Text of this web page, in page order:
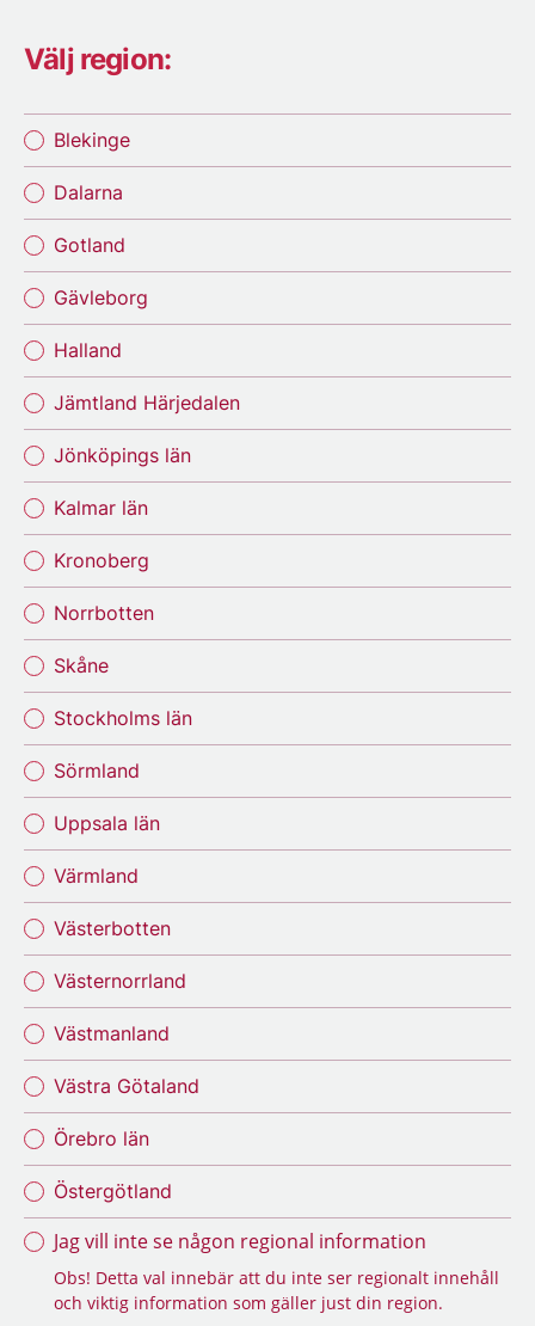
Välj region:
Blekinge
Dalarna
Gotland
Gävleborg
Halland
Jämtland Härjedalen
Jönköpings län
Kalmar län
Kronoberg
Norrbotten
Skåne
Stockholms län
Sörmland
Uppsala län
Värmland
Västerbotten
Västernorrland
Västmanland
Västra Götaland
Örebro län
Östergötland
Jag vill inte se någon regional information
Obs! Detta val innebär att du inte ser regionalt innehåll
och viktig information som gäller just din region.